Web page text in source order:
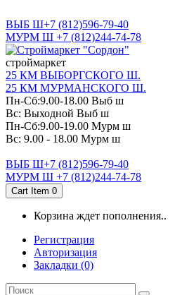
ВЫБ Ш+7 (812)596-79-40
МУРМ Ш +7 (812)244-74-78
cтроймаркет
25 КМ ВЫБОРГСКОГО Ш.
25 КМ МУРМАНСКОГО Ш.
Пн-Сб:9.00-18.00 Выб ш
Вс: Выходной Выб ш
Пн-Сб:9.00-19.00 Мурм ш
Вс: 9.00 - 18.00 Мурм ш
ВЫБ Ш+7 (812)596-79-40
МУРМ Ш +7 (812)244-74-78
Cart Item 0
Корзина ждет пополнения..
Регистрация
Авторизация
Закладки (0)